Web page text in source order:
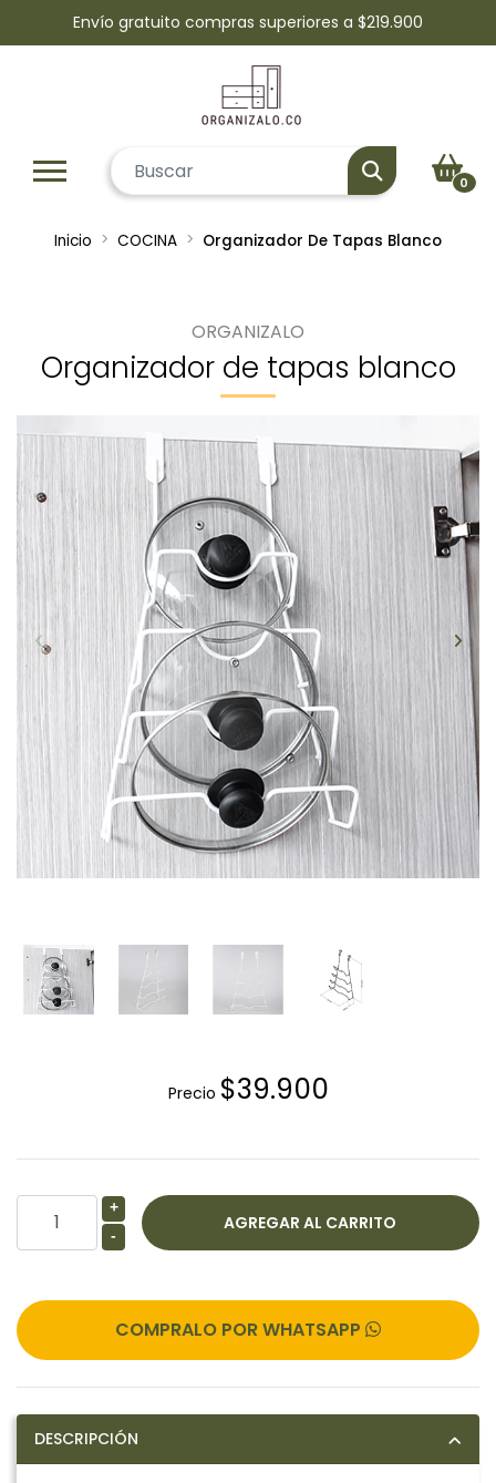
Envío gratuito compras superiores a $219.900
0
Inicio COCINA Organizador De Tapas Blanco
ORGANIZALO
Organizador de tapas blanco
Precio $39.900
+
-
COMPRALO POR WHATSAPP
DESCRIPCIÓN